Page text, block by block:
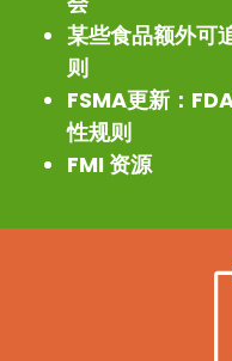
某些食品额外可
则
FSMA更新：
性规则
FMI 资源